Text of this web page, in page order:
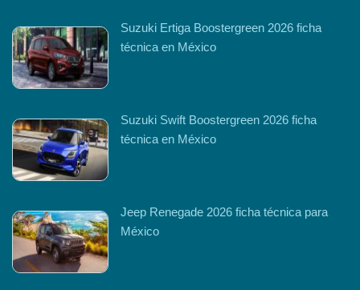
Suzuki Ertiga Boostergreen 2026 ficha
técnica en México
Suzuki Swift Boostergreen 2026 ficha
técnica en México
Jeep Renegade 2026 ficha técnica para
México